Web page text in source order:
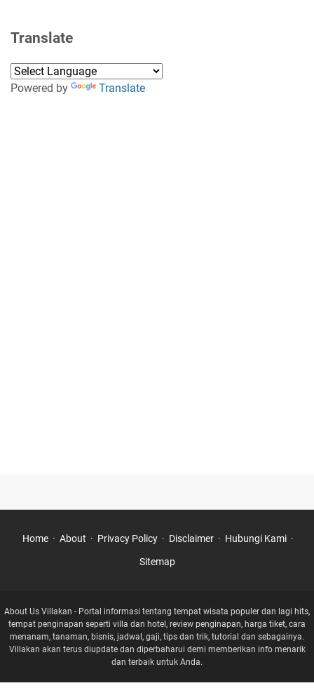
Translate
Powered by Translate
Home About Privacy Policy Disclaimer Hubungi Kami
Sitemap
About Us Villakan - Portal informasi tentang tempat wisata populer dan lagi hits,
tempat penginapan seperti villa dan hotel, review penginapan, harga tiket, cara
menanam, tanaman, bisnis, jadwal, gaji, tips dan trik, tutorial dan sebagainya.
Villakan akan terus diupdate dan diperbaharui demi memberikan info menarik
dan terbaik untuk Anda.